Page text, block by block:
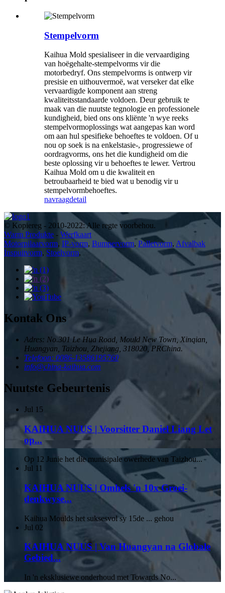
Stempelvorm
Kaihua Mold spesialiseer in die vervaardiging
van hoëgehalte-stempelvorms vir die
motorbedryf. Ons stempelvorms is ontwerp vir
presisie en uithouvermoë, wat verseker dat elke
vervaardigde komponent aan streng
kwaliteitsstandaarde voldoen. Deur gebruik te
maak van die nuutste tegnologie en professionele
kundigheid, bied ons ons kliënte 'n wye reeks
stempelvormoplossings wat aangepas kan word
om aan hul spesifieke behoeftes te voldoen. Of u
nou op soek is na enkelstasie-, progressiewe of
oordragvorms, ons het die kundigheid om die
beste oplossing vir u behoeftes te lewer. Vertrou
Kaihua Mold om u die kwaliteit en
betroubaarheid te bied wat u benodig vir u
stempelvormbehoeftes.
navraagdetail
© Kopiereg - 2010-2022: Alle regte voorbehou.
Warm Produkte - Werfkaart
Motorpilaarvorm, IP-vorm, Bumpervorm, Palletvorm, Afvalbak
Inspuitvorm, Stoelvorm,
Kontak Ons
Adres: No.301 Le Hua Road, Mould New Town, Xinqian,
Huangyan, Taizhou, Zhejiang, 318020, PRChina.
Telefoon: 0086-13586195760
info@china-kaihua.com
Nuutste Gebeurtenis
Jul 15
KAIHUA NUUS | Voorsitter Daniel Liang Let
op...
Op 12 Junie het die munisipale owerhede van Taizhou...
Jul 11
KAIHUA NUUS | Omhels 'n 10x Groei-
denkwyse...
Kaihua Moulds het suksesvol sy 15de ... gehou
Jul 02
KAIHUA NUUS | Van Huangyan na Globale
Gebied...
In 'n eksklusiewe onderhoud met Towards No...